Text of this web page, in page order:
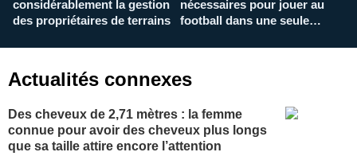
considérablement la gestion
des propriétaires de terrains
nécessaires pour jouer au
football dans une seule
Actualités connexes
Des cheveux de 2,71 mètres : la femme
connue pour avoir des cheveux plus longs
que sa taille attire encore l’attention